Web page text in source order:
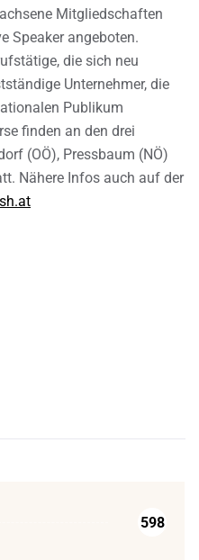
Mitgliedschaften
Speaker angeboten.
die sich neu
Unternehmer, die
Publikum
finden an den drei
(OÖ), Pressbaum (NÖ)
Nähere Infos auch auf der
598